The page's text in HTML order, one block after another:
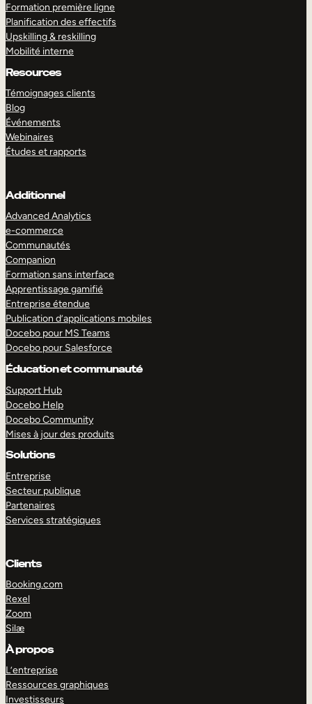
Formation première ligne
Planification des effectifs
Upskilling & reskilling
Mobilité interne
Resources
Témoignages clients
Blog
Événements
Webinaires
Études et rapports
Additionnel
Advanced Analytics
e-commerce
Communautés
Companion
Formation sans interface
Apprentissage gamifié
Entreprise étendue
Publication d’applications mobiles
Docebo pour MS Teams
Docebo pour Salesforce
Éducation et communauté
Support Hub
Docebo Help
Docebo Community
Mises à jour des produits
Solutions
Entreprise
Secteur publique
Partenaires
Services stratégiques
Clients
Booking.com
Rexel
Zoom
Silæ
À propos
L’entreprise
Ressources graphiques
Investisseurs